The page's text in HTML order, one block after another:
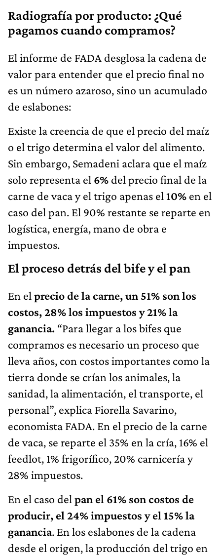
Radiografía por producto: ¿Qué
pagamos cuando compramos?
El informe de FADA desglosa la cadena de
valor para entender que el precio final no
es un número azaroso, sino un acumulado
de eslabones:
Existe la creencia de que el precio del maíz
o el trigo determina el valor del alimento.
Sin embargo, Semadeni aclara que el maíz
solo representa el 6% del precio final de la
carne de vaca y el trigo apenas el 10% en el
caso del pan. El 90% restante se reparte en
logística, energía, mano de obra e
impuestos.
El proceso detrás del bife y el pan
En el precio de la carne, un 51% son los
costos, 28% los impuestos y 21% la
ganancia. “Para llegar a los bifes que
compramos es necesario un proceso que
lleva años, con costos importantes como la
tierra donde se crían los animales, la
sanidad, la alimentación, el transporte, el
personal”, explica Fiorella Savarino,
economista FADA. En el precio de la carne
de vaca, se reparte el 35% en la cría, 16% el
feedlot, 1% frigorífico, 20% carnicería y
28% impuestos.
En el caso del pan el 61% son costos de
producir, el 24% impuestos y el 15% la
ganancia. En los eslabones de la cadena
desde el origen, la producción del trigo en